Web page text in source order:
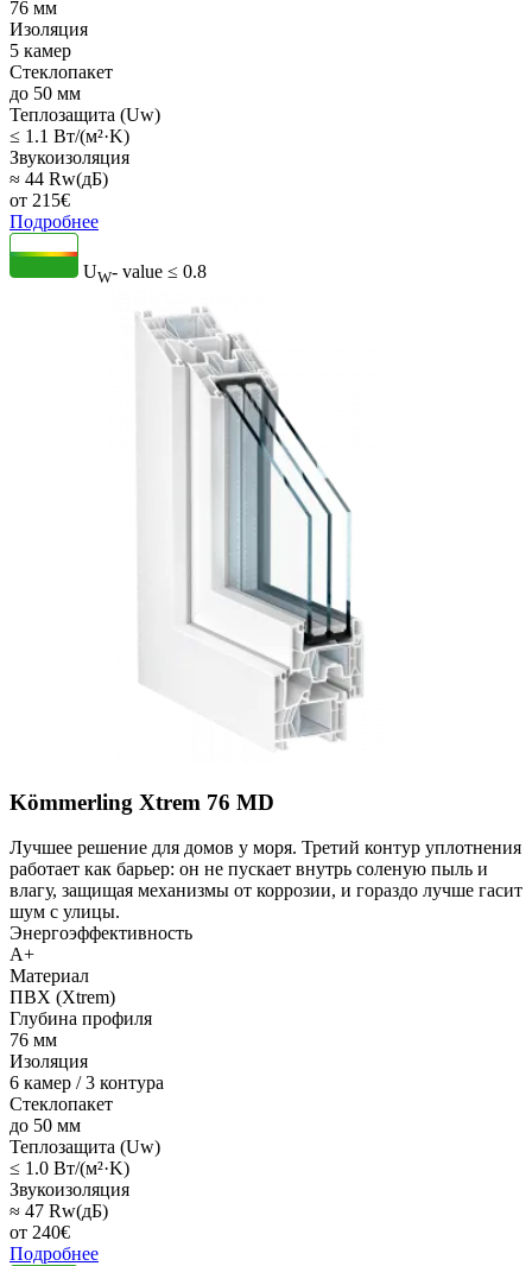
76 мм
Изоляция
5 камер
Стеклопакет
до 50 мм
Теплозащита (Uw)
≤ 1.1 Вт/(м²·K)
Звукоизоляция
≈ 44 Rw(дБ)
от 215€
Подробнее
UW- value ≤ 0.8
Kömmerling Xtrem 76 MD
Лучшее решение для домов у моря. Третий контур уплотнения
работает как барьер: он не пускает внутрь соленую пыль и
влагу, защищая механизмы от коррозии, и гораздо лучше гасит
шум с улицы.
Энергоэффективность
A+
Материал
ПВХ (Xtrem)
Глубина профиля
76 мм
Изоляция
6 камер / 3 контура
Стеклопакет
до 50 мм
Теплозащита (Uw)
≤ 1.0 Вт/(м²·K)
Звукоизоляция
≈ 47 Rw(дБ)
от 240€
Подробнее